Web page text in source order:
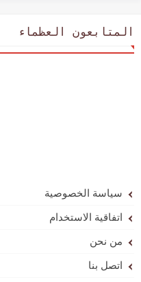
المتابعون العظماء
سياسة الخصوصية
اتفاقية الاستخدام
من نحن
اتصل بنا